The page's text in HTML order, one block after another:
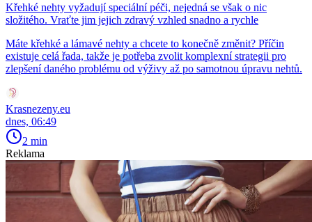
Křehké nehty vyžadují speciální péči, nejedná se však o nic
složitého. Vraťte jim jejich zdravý vzhled snadno a rychle
Máte křehké a lámavé nehty a chcete to konečně změnit? Příčin
existuje celá řada, takže je potřeba zvolit komplexní strategii pro
zlepšení daného problému od výživy až po samotnou úpravu nehtů.
Krasnezeny.eu
dnes, 06:49
2 min
Reklama